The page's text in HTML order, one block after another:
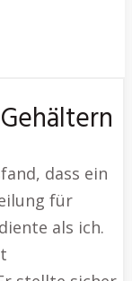
dass ein
für
als ich.